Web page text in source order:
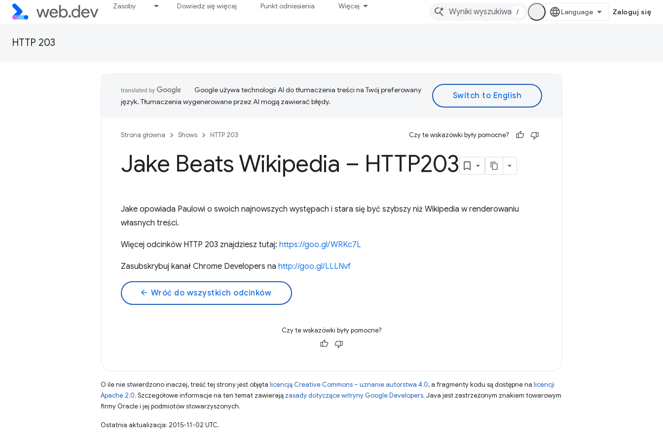
Zasoby Dowiedz się więcej Punkt odniesienia Więcej
/ Zaloguj się
HTTP 203
Google używa technologii AI do tłumaczenia treści na Twój preferowany
język. Tłumaczenia wygenerowane przez AI mogą zawierać błędy.
Strona główna Shows HTTP 203 Czy te wskazówki były pomocne?
Jake Beats Wikipedia – HTTP203
Jake opowiada Paulowi o swoich najnowszych występach i stara się być szybszy niż Wikipedia w renderowaniu
własnych treści.
Więcej odcinków HTTP 203 znajdziesz tutaj: https://goo.gl/WRKc7L
Zasubskrybuj kanał Chrome Developers na http://goo.gl/LLLNvf
arrow_back Wróć do wszystkich odcinków
Czy te wskazówki były pomocne?
O ile nie stwierdzono inaczej, treść tej strony jest objęta licencją Creative Commons – uznanie autorstwa 4.0, a fragmenty kodu są dostępne na licencji
Apache 2.0. Szczegółowe informacje na ten temat zawierają zasady dotyczące witryny Google Developers. Java jest zastrzeżonym znakiem towarowym
firmy Oracle i jej podmiotów stowarzyszonych.
Ostatnia aktualizacja: 2015-11-02 UTC.